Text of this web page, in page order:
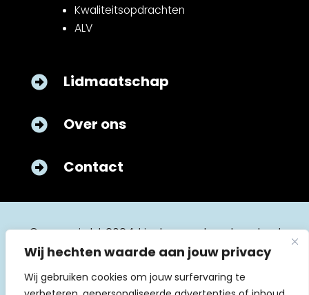
Wij hechten waarde aan jouw privacy
Wij gebruiken cookies om jouw surfervaring te
Kwaliteitsopdrachten
ALV
 Lidmaatschap
 Over ons
 Contact
© copyright 2024 kinderverpleegkunde.nl